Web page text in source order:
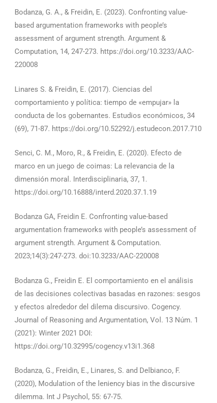
Bodanza, G. A., & Freidin, E. (2023). Confronting value-
based argumentation frameworks with people’s
assessment of argument strength. Argument &
Computation, 14, 247-273. https://doi.org/10.3233/AAC-
220008
Linares S. & Freidin, E. (2017). Ciencias del
comportamiento y política: tiempo de «empujar» la
conducta de los gobernantes. Estudios económicos, 34
(69), 71-87. https://doi.org/10.52292/j.estudecon.2017.710
Senci, C. M., Moro, R., & Freidin, E. (2020). Efecto de
marco en un juego de coimas: La relevancia de la
dimensión moral. Interdisciplinaria, 37, 1.
https://doi.org/10.16888/interd.2020.37.1.19
Bodanza GA, Freidin E. Confronting value-based
argumentation frameworks with people’s assessment of
argument strength. Argument & Computation.
2023;14(3):247-273. doi:10.3233/AAC-220008
Bodanza G., Freidin E. El comportamiento en el análisis
de las decisiones colectivas basadas en razones: sesgos
y efectos alrededor del dilema discursivo. Cogency.
Journal of Reasoning and Argumentation, Vol. 13 Núm. 1
(2021): Winter 2021 DOI:
https://doi.org/10.32995/cogency.v13i1.368
Bodanza, G., Freidin, E., Linares, S. and Delbianco, F.
(2020), Modulation of the leniency bias in the discursive
dilemma. Int J Psychol, 55: 67-75.